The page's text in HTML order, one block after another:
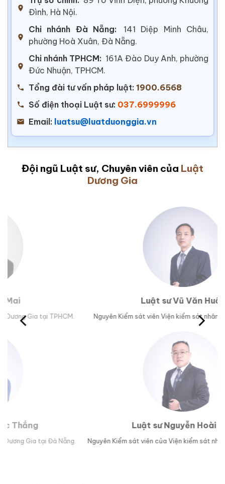
Đình, Hà Nội.
Chi nhánh Đà Nẵng:
141 Diệp Minh Châu,
phường Hoà Xuân, Đà Nẵng.
Chi nhánh TPHCM: 161A Đào Duy Anh, phường
Đức Nhuận, TPHCM.
Tổng đài tư vấn pháp luật: 1900.6568
Số điện thoại Luật sư: 037.6999996
Email: luatsu@luatduonggia.vn
Đội ngũ Luật sư, Chuyên viên của Luật
Dương Gia
Luật sư Vũ Văn Huân
Nguyên Kiểm sát viên Viện kiểm sát nhân dân tỉnh Phú Yên.
Luật sư Nguyễn Hoài Bão
Nguyên Kiểm sát viên của Viện kiểm sát nhân dân TP Đà Nẵng.